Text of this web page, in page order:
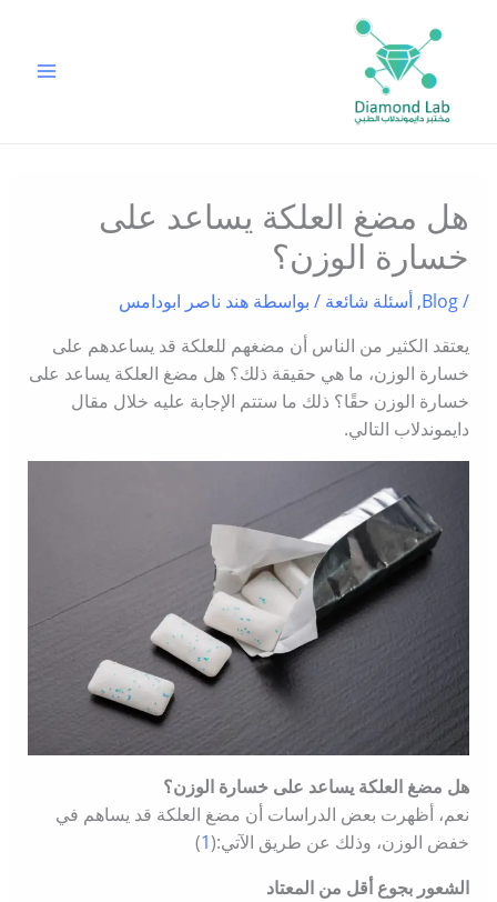
هل مضغ العلكة يساعد على
خسارة الوزن؟
/
Blog
, أسئلة شائعة / بواسطة هند ناصر ابودامس
يعتقد الكثير من الناس أن مضغهم للعلكة قد يساعدهم على
خسارة الوزن، ما هي حقيقة ذلك؟ هل مضغ العلكة يساعد على
خسارة الوزن حقًا؟ ذلك ما ستتم الإجابة عليه خلال مقال
دايموندلاب التالي.
هل مضغ العلكة يساعد على خسارة الوزن؟
نعم، أظهرت بعض الدراسات أن مضغ العلكة قد يساهم في
خفض الوزن، وذلك عن طريق الآتي:(1
)
الشعور بجوع أقل من المعتاد